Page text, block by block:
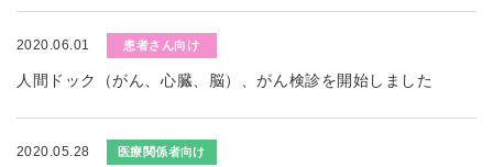
2020.06.01 患者さん向け
人間ドック（がん、心臓、脳）、がん検診を開始しました
2020.05.28 医療関係者向け